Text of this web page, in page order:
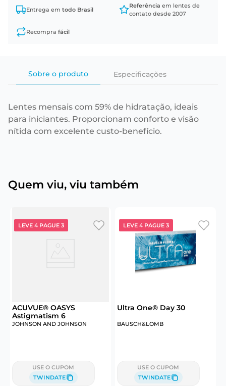
Entrega em todo Brasil
Referência em lentes de
contato desde 2007
Recompra fácil
Sobre o produto Especificações
Lentes mensais com 59% de hidratação, ideais
para iniciantes. Proporcionam conforto e visão
nítida com excelente custo-benefício.
Quem viu, viu também
LEVE 4 PAGUE 3
ACUVUE® OASYS
Astigmatism 6
JOHNSON AND JOHNSON
USE O CUPOM
TWINDATE
LEVE 4 PAGUE 3
Ultra One® Day 30
BAUSCH&LOMB
USE O CUPOM
TWINDATE